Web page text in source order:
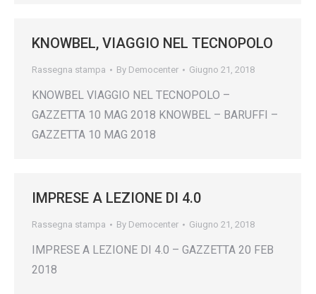
KNOWBEL, VIAGGIO NEL TECNOPOLO
Rassegna stampa By Democenter Giugno 21, 2018
KNOWBEL VIAGGIO NEL TECNOPOLO –
GAZZETTA 10 MAG 2018 KNOWBEL – BARUFFI –
GAZZETTA 10 MAG 2018
IMPRESE A LEZIONE DI 4.0
Rassegna stampa By Democenter Giugno 21, 2018
IMPRESE A LEZIONE DI 4.0 – GAZZETTA 20 FEB
2018